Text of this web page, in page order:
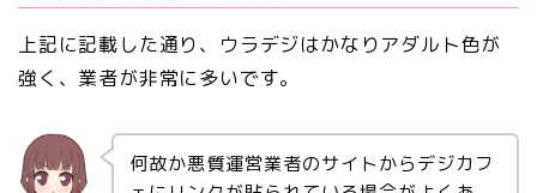
上記に記載した通り、ウラデジはかなりアダルト色が
強く、業者が非常に多いです。
何故か悪質運営業者のサイトからデジカフ